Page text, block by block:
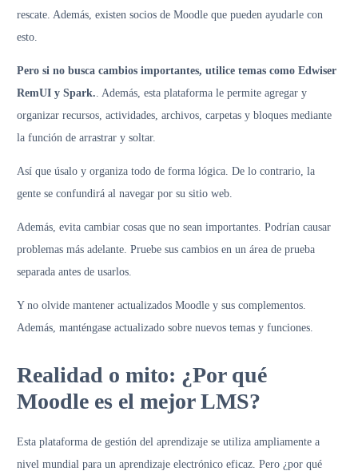
rescate. Además, existen socios de Moodle que pueden ayudarle con
esto.
Pero si no busca cambios importantes, utilice temas como Edwiser
RemUI y Spark. . Además, esta plataforma le permite agregar y
organizar recursos, actividades, archivos, carpetas y bloques mediante
la función de arrastrar y soltar.
Así que úsalo y organiza todo de forma lógica. De lo contrario, la
gente se confundirá al navegar por su sitio web.
Además, evita cambiar cosas que no sean importantes. Podrían causar
problemas más adelante. Pruebe sus cambios en un área de prueba
separada antes de usarlos.
Y no olvide mantener actualizados Moodle y sus complementos.
Además, manténgase actualizado sobre nuevos temas y funciones.
Realidad o mito: ¿Por qué
Moodle es el mejor LMS?
Esta plataforma de gestión del aprendizaje se utiliza ampliamente a
nivel mundial para un aprendizaje electrónico eficaz. Pero ¿por qué